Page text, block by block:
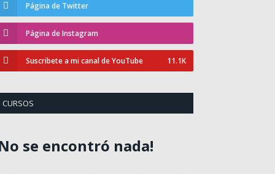
Página de Twitter
Página de Instagram
Suscribete a mi canal de YouTube 11.1K
CURSOS
se encontró nada!